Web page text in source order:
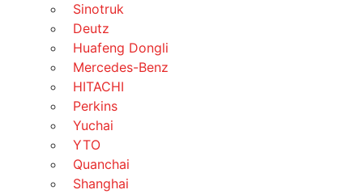
Sinotruk
Deutz
Huafeng Dongli
Mercedes-Benz
HITACHI
Perkins
Yuchai
YTO
Quanchai
Shanghai